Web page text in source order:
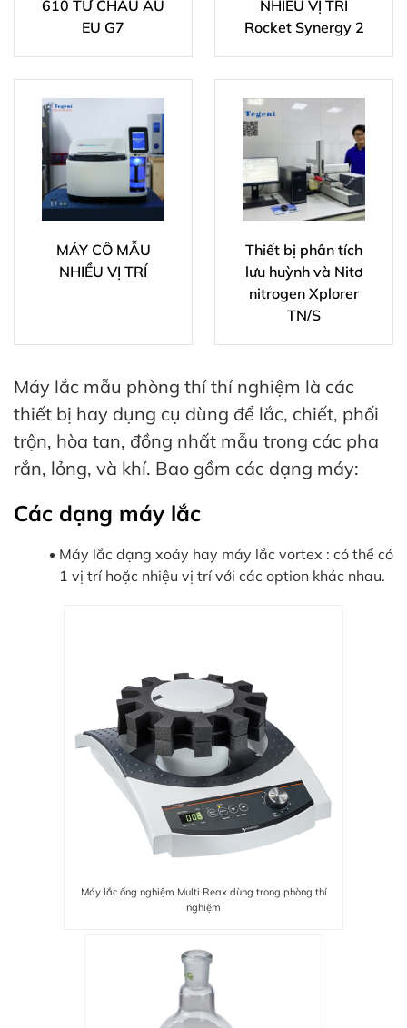
610 TỪ CHÂU ÂU
EU G7
NHIỀU VỊ TRÍ
Rocket Synergy 2
MÁY CÔ MẪU
NHIỀU VỊ TRÍ
Thiết bị phân tích
lưu huỳnh và Nitơ
nitrogen Xplorer
TN/S
Máy lắc mẫu phòng thí thí nghiệm là các
thiết bị hay dụng cụ dùng để lắc, chiết, phối
trộn, hòa tan, đồng nhất mẫu trong các pha
rắn, lỏng, và khí. Bao gồm các dạng máy:
Các dạng máy lắc
Máy lắc dạng xoáy hay máy lắc vortex : có thể có
1 vị trí hoặc nhiệu vị trí với các option khác nhau.
Máy lắc ống nghiệm Multi Reax dùng trong phòng thí
nghiệm